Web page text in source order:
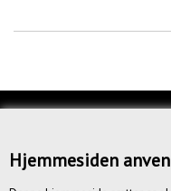
Hjemmesiden
OM OS